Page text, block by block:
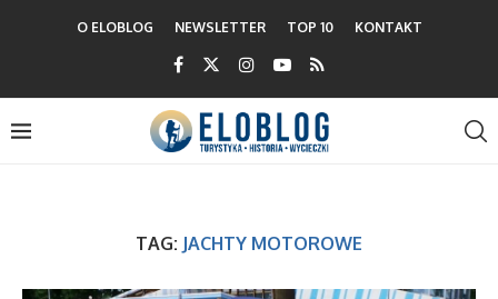
O ELOBLOG NEWSLETTER TOP 10 KONTAKT
TAG: JACHTY MOTOROWE